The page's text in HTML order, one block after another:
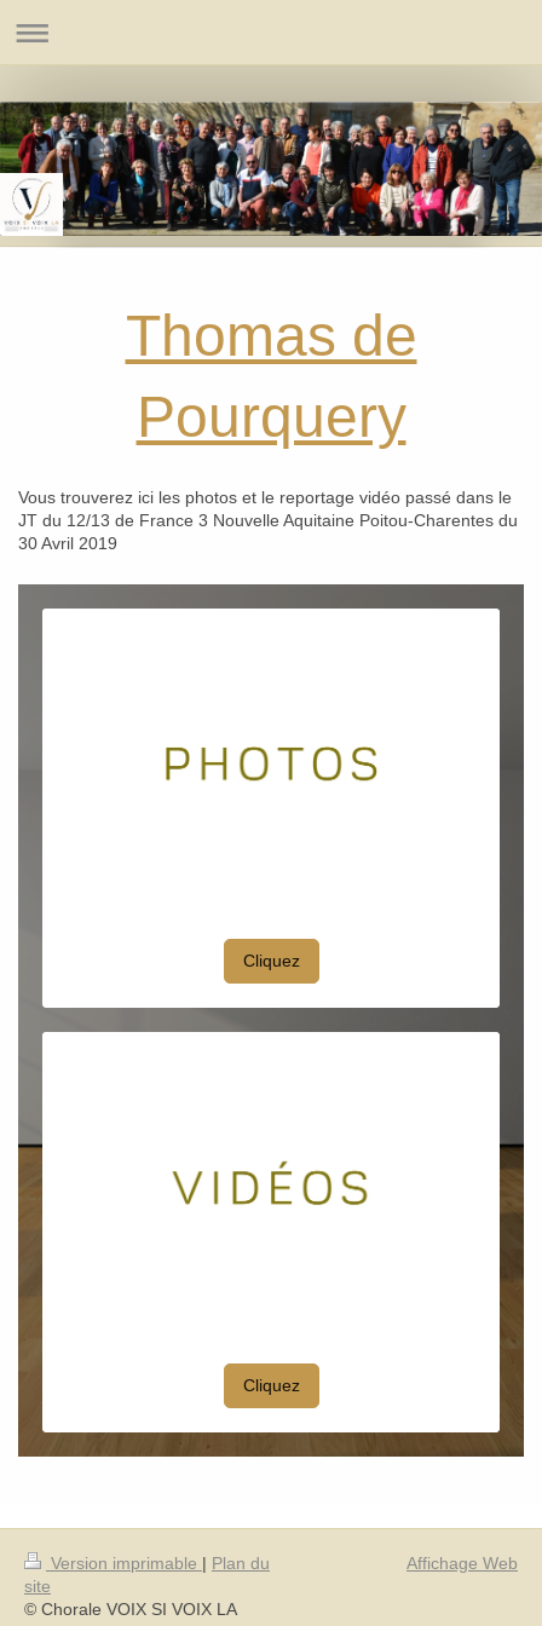
Thomas de
Pourquery
Vous trouverez ici les photos et le reportage vidéo passé dans le
JT du 12/13 de France 3 Nouvelle Aquitaine Poitou-Charentes du
30 Avril 2019
Cliquez
Cliquez
Version imprimable | Plan du
site
© Chorale VOIX SI VOIX LA
Affichage Web